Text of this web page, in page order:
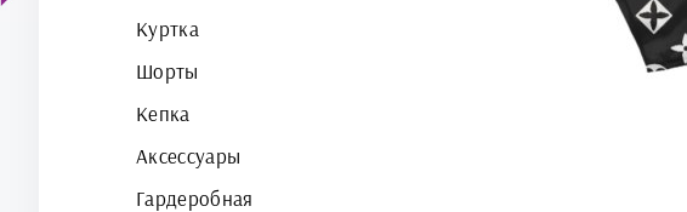
Куртка
Шорты
Кепка
Аксессуары
Гардеробная